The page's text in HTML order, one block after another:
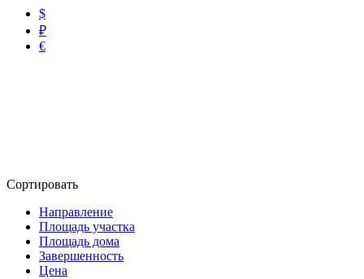
$
₽
€
Сортировать
Направление
Площадь участка
Площадь дома
Завершенность
Цена